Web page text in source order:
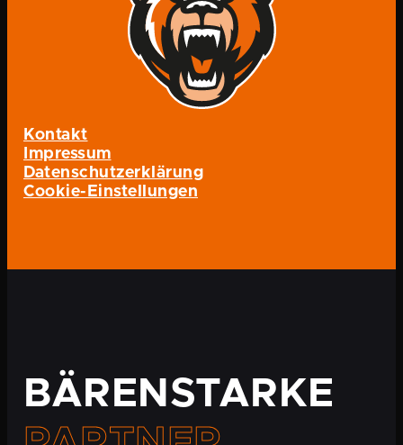
Kontakt
Impressum
Datenschutzerklärung
Cookie-Einstellungen
BÄRENSTARKE